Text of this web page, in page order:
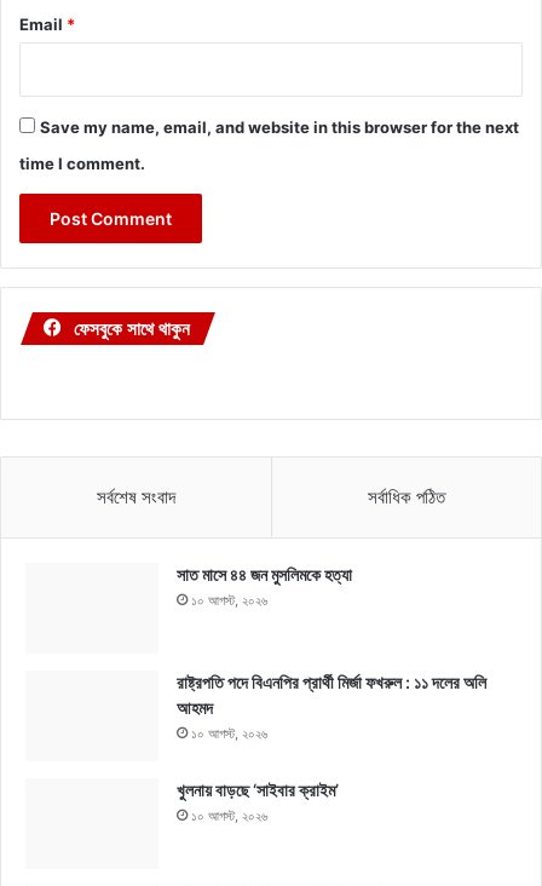
Email *
Save my name, email, and website in this browser for the next
time I comment.
ফেসবুকে সাথে থাকুন
সর্বশেষ সংবাদ সর্বাধিক পঠিত
সাত মাসে ৪৪ জন মুসলিমকে হত্যা
১০ আগস্ট, ২০২৬
রাষ্ট্রপতি পদে বিএনপির প্রার্থী মির্জা ফখরুল : ১১ দলের অলি
আহমদ
১০ আগস্ট, ২০২৬
খুলনায় বাড়ছে ‘সাইবার ক্রাইম’
১০ আগস্ট, ২০২৬